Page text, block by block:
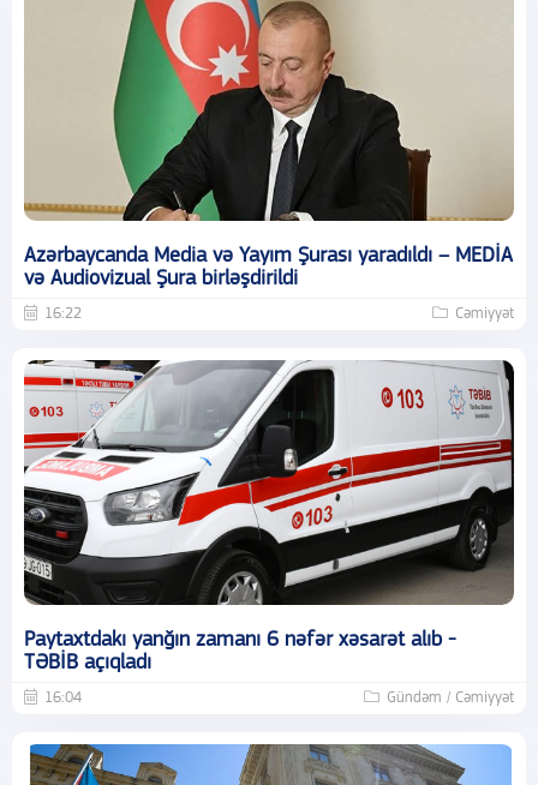
Azərbaycanda Media və Yayım Şurası yaradıldı – MEDİA
və Audiovizual Şura birləşdirildi
16:22 Cəmiyyət
Paytaxtdakı yanğın zamanı 6 nəfər xəsarət alıb -
TƏBİB açıqladı
16:04 Gündəm / Cəmiyyət